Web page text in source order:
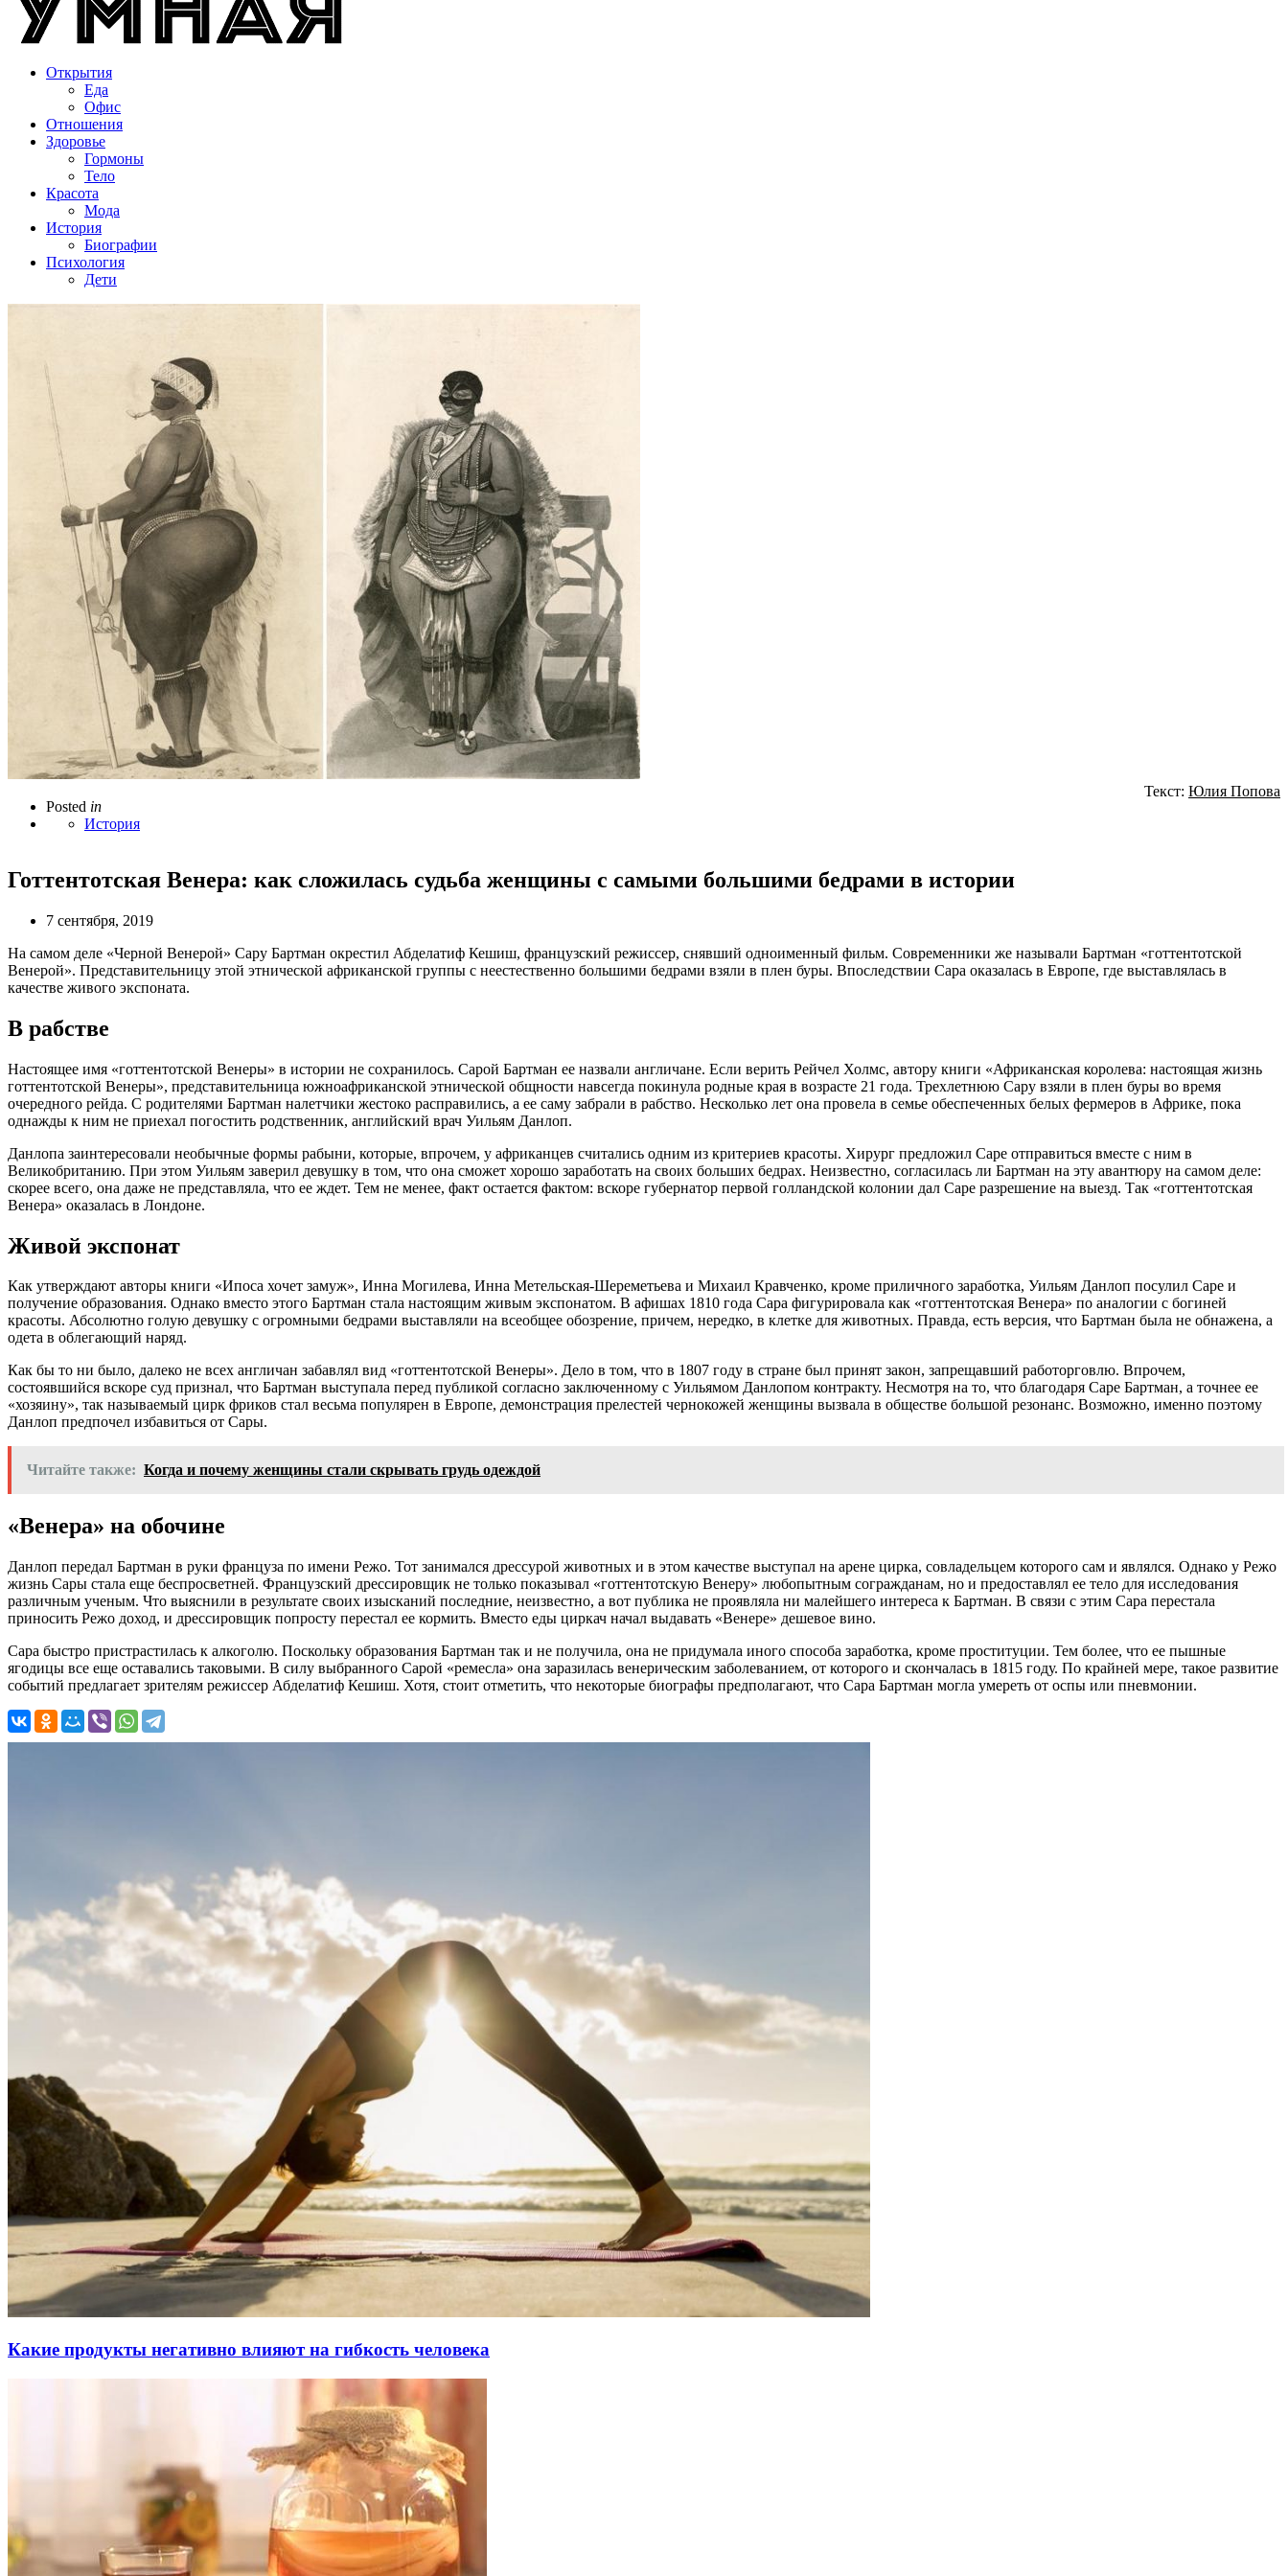
Открытия
Еда
Офис
Отношения
Здоровье
Гормоны
Тело
Красота
Мода
История
Биографии
Психология
Дети
Posted in
История
Текст: Юлия Попова
Готтентотская Венера: как сложилась судьба женщины с самыми большими бедрами в истории
7 сентября, 2019
На самом деле «Черной Венерой» Сару Бартман окрестил Абделатиф Кешиш, французский режиссер, снявший одноименный фильм. Современники же называли Бартман «готтентотской
Венерой». Представительницу этой этнической африканской группы с неестественно большими бедрами взяли в плен буры. Впоследствии Сара оказалась в Европе, где выставлялась в
качестве живого экспоната.
В рабстве
Настоящее имя «готтентотской Венеры» в истории не сохранилось. Сарой Бартман ее назвали англичане. Если верить Рейчел Холмс, автору книги «Африканская королева: настоящая жизнь
готтентотской Венеры», представительница южноафриканской этнической общности навсегда покинула родные края в возрасте 21 года. Трехлетнюю Сару взяли в плен буры во время
очередного рейда. С родителями Бартман налетчики жестоко расправились, а ее саму забрали в рабство. Несколько лет она провела в семье обеспеченных белых фермеров в Африке, пока
однажды к ним не приехал погостить родственник, английский врач Уильям Данлоп.
Данлопа заинтересовали необычные формы рабыни, которые, впрочем, у африканцев считались одним из критериев красоты. Хирург предложил Саре отправиться вместе с ним в
Великобританию. При этом Уильям заверил девушку в том, что она сможет хорошо заработать на своих больших бедрах. Неизвестно, согласилась ли Бартман на эту авантюру на самом деле:
скорее всего, она даже не представляла, что ее ждет. Тем не менее, факт остается фактом: вскоре губернатор первой голландской колонии дал Саре разрешение на выезд. Так «готтентотская
Венера» оказалась в Лондоне.
Живой экспонат
Как утверждают авторы книги «Ипоса хочет замуж», Инна Могилева, Инна Метельская-Шереметьева и Михаил Кравченко, кроме приличного заработка, Уильям Данлоп посулил Саре и
получение образования. Однако вместо этого Бартман стала настоящим живым экспонатом. В афишах 1810 года Сара фигурировала как «готтентотская Венера» по аналогии с богиней
красоты. Абсолютно голую девушку с огромными бедрами выставляли на всеобщее обозрение, причем, нередко, в клетке для животных. Правда, есть версия, что Бартман была не обнажена, а
одета в облегающий наряд.
Как бы то ни было, далеко не всех англичан забавлял вид «готтентотской Венеры». Дело в том, что в 1807 году в стране был принят закон, запрещавший работорговлю. Впрочем,
состоявшийся вскоре суд признал, что Бартман выступала перед публикой согласно заключенному с Уильямом Данлопом контракту. Несмотря на то, что благодаря Саре Бартман, а точнее ее
«хозяину», так называемый цирк фриков стал весьма популярен в Европе, демонстрация прелестей чернокожей женщины вызвала в обществе большой резонанс. Возможно, именно поэтому
Данлоп предпочел избавиться от Сары.
Читайте также: Когда и почему женщины стали скрывать грудь одеждой
«Венера» на обочине
Данлоп передал Бартман в руки француза по имени Режо. Тот занимался дрессурой животных и в этом качестве выступал на арене цирка, совладельцем которого сам и являлся. Однако у Режо
жизнь Сары стала еще беспросветней. Французский дрессировщик не только показывал «готтентотскую Венеру» любопытным согражданам, но и предоставлял ее тело для исследования
различным ученым. Что выяснили в результате своих изысканий последние, неизвестно, а вот публика не проявляла ни малейшего интереса к Бартман. В связи с этим Сара перестала
приносить Режо доход, и дрессировщик попросту перестал ее кормить. Вместо еды циркач начал выдавать «Венере» дешевое вино.
Сара быстро пристрастилась к алкоголю. Поскольку образования Бартман так и не получила, она не придумала иного способа заработка, кроме проституции. Тем более, что ее пышные
ягодицы все еще оставались таковыми. В силу выбранного Сарой «ремесла» она заразилась венерическим заболеванием, от которого и скончалась в 1815 году. По крайней мере, такое развитие
событий предлагает зрителям режиссер Абделатиф Кешиш. Хотя, стоит отметить, что некоторые биографы предполагают, что Сара Бартман могла умереть от оспы или пневмонии.
Какие продукты негативно влияют на гибкость человека